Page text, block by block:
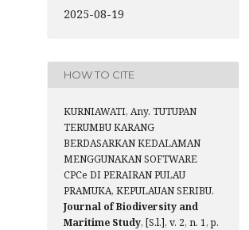
2025-08-19
HOW TO CITE
KURNIAWATI, Any. TUTUPAN
TERUMBU KARANG
BERDASARKAN KEDALAMAN
MENGGUNAKAN SOFTWARE
CPCe DI PERAIRAN PULAU
PRAMUKA, KEPULAUAN SERIBU.
Journal of Biodiversity and
Maritime Study, [S.l.], v. 2, n. 1, p.